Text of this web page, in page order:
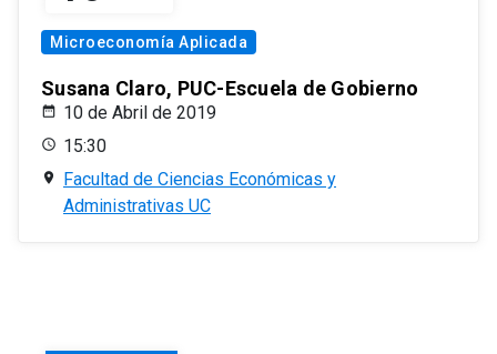
Microeconomía Aplicada
Susana Claro, PUC-Escuela de Gobierno
10 de Abril de 2019
15:30
Facultad de Ciencias Económicas y
Administrativas UC